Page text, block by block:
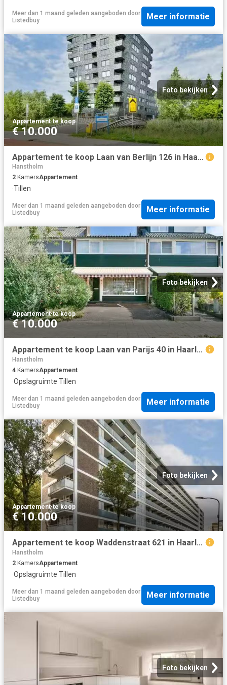
Meer dan 1 maand geleden aangeboden door
Listedbuy
Meer informatie
Foto bekijken
Appartement·te koop
€ 10.000
Appartement te koop Laan van Berlijn 126 in Haarlem voor € 250.
Hanstholm
2 KamersAppartement
·Tillen
Meer dan 1 maand geleden aangeboden door
Listedbuy
Meer informatie
Foto bekijken
Appartement·te koop
€ 10.000
Appartement te koop Laan van Parijs 40 in Haarlem voor € 425.000
Hanstholm
4 KamersAppartement
·Opslagruimte·Tillen
Meer dan 1 maand geleden aangeboden door
Listedbuy
Meer informatie
Foto bekijken
Appartement·te koop
€ 10.000
Appartement te koop Waddenstraat 621 in Haarlem voor € 285.000
Hanstholm
2 KamersAppartement
·Opslagruimte·Tillen
Meer dan 1 maand geleden aangeboden door
Listedbuy
Meer informatie
Foto bekijken